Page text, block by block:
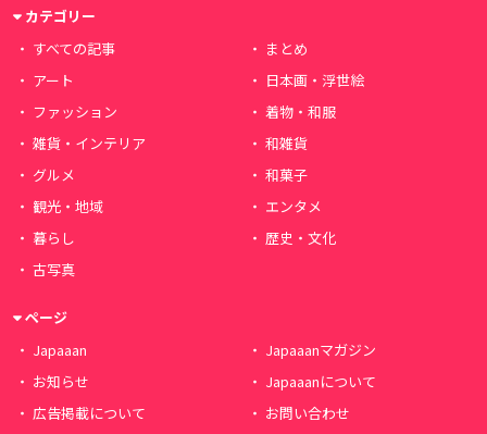
カテゴリー
すべての記事
まとめ
アート
日本画・浮世絵
ファッション
着物・和服
雑貨・インテリア
和雑貨
グルメ
和菓子
観光・地域
エンタメ
暮らし
歴史・文化
古写真
ページ
Japaaan
Japaaanマガジン
お知らせ
Japaaanについて
広告掲載について
お問い合わせ